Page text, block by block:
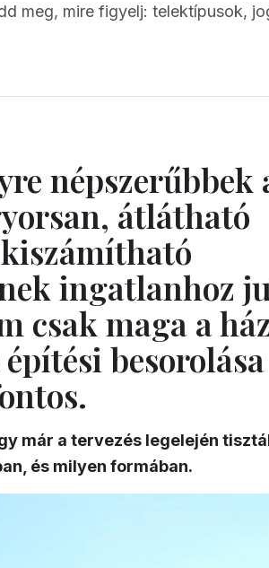
meg, mire figyelj: telektípusok,
népszerűbbek
átlátható
ingatlanhoz
csak maga a
besorolása
már a tervezés legelején
és milyen formában.